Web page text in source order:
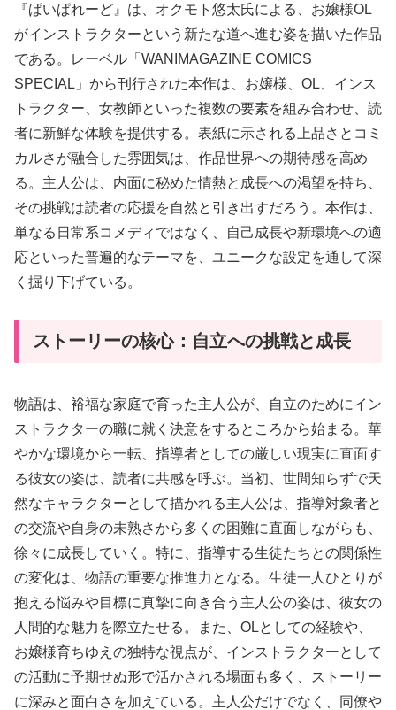
『ぱいぱれーど』は、オクモト悠太氏による、お嬢様OL
がインストラクターという新たな道へ進む姿を描いた作品
である。レーベル「WANIMAGAZINE COMICS
SPECIAL」から刊行された本作は、お嬢様、OL、インス
トラクター、女教師といった複数の要素を組み合わせ、読
者に新鮮な体験を提供する。表紙に示される上品さとコミ
カルさが融合した雰囲気は、作品世界への期待感を高め
る。主人公は、内面に秘めた情熱と成長への渇望を持ち、
その挑戦は読者の応援を自然と引き出すだろう。本作は、
単なる日常系コメディではなく、自己成長や新環境への適
応といった普遍的なテーマを、ユニークな設定を通して深
く掘り下げている。
ストーリーの核心：自立への挑戦と成長
物語は、裕福な家庭で育った主人公が、自立のためにイン
ストラクターの職に就く決意をするところから始まる。華
やかな環境から一転、指導者としての厳しい現実に直面す
る彼女の姿は、読者に共感を呼ぶ。当初、世間知らずで天
然なキャラクターとして描かれる主人公は、指導対象者と
の交流や自身の未熟さから多くの困難に直面しながらも、
徐々に成長していく。特に、指導する生徒たちとの関係性
の変化は、物語の重要な推進力となる。生徒一人ひとりが
抱える悩みや目標に真摯に向き合う主人公の姿は、彼女の
人間的な魅力を際立たせる。また、OLとしての経験や、
お嬢様育ちゆえの独特な視点が、インストラクターとして
の活動に予期せぬ形で活かされる場面も多く、ストーリー
に深みと面白さを加えている。主人公だけでなく、同僚や